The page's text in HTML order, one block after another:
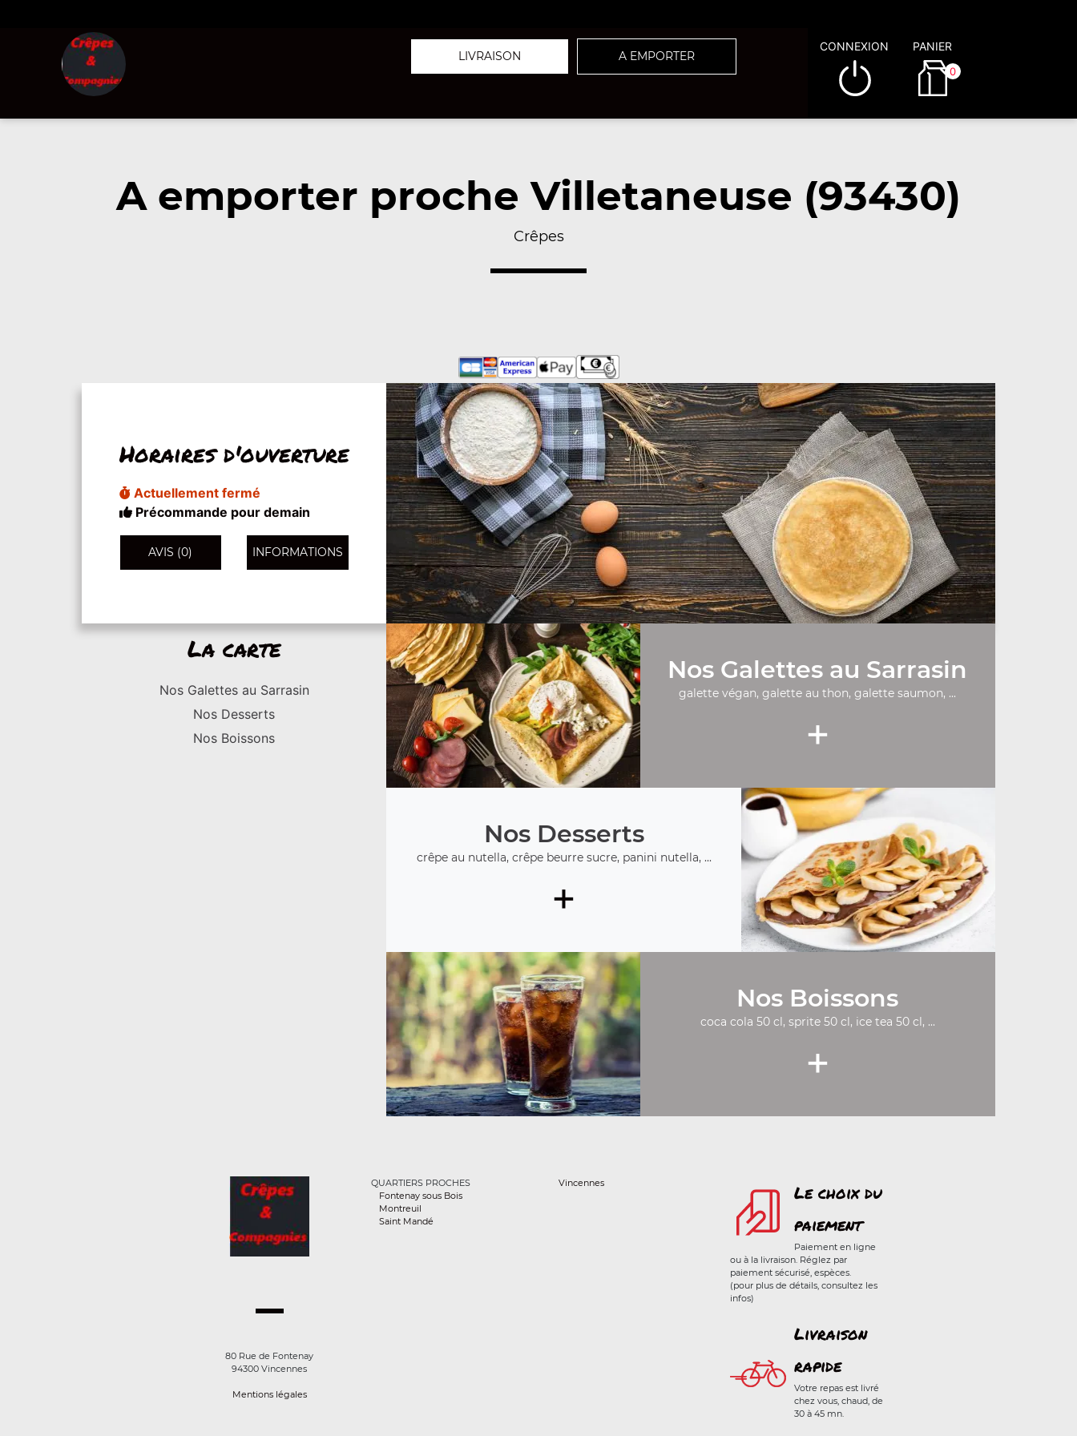
LIVRAISON A EMPORTER
CONNEXION PANIER
0
A emporter proche Villetaneuse (93430)
Crêpes
Horaires d'ouverture
Actuellement fermé
Précommande pour demain
AVIS (0) INFORMATIONS
La carte
Nos Galettes au Sarrasin
Nos Desserts
Nos Boissons
Nos Galettes au Sarrasin
galette végan, galette au thon, galette saumon, ...
+
Nos Desserts
crêpe au nutella, crêpe beurre sucre, panini nutella, ...
+
Nos Boissons
coca cola 50 cl, sprite 50 cl, ice tea 50 cl, ...
+
80 Rue de Fontenay
94300 Vincennes
Mentions légales
QUARTIERS PROCHES
Fontenay sous Bois
Montreuil
Saint Mandé
Vincennes
Le choix du
paiement
Paiement en ligne
ou à la livraison. Réglez par
paiement sécurisé, espèces.
(pour plus de détails, consultez les
infos)
Livraison
rapide
Votre repas est livré
chez vous, chaud, de
30 à 45 mn.